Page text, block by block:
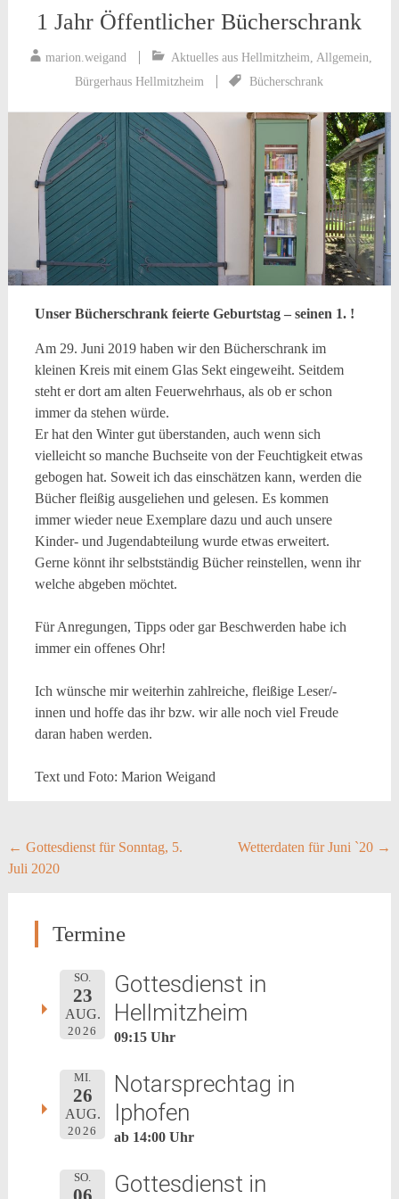
1 Jahr Öffentlicher Bücherschrank
marion.weigand Aktuelles aus Hellmitzheim,Allgemein,
Bürgerhaus Hellmitzheim
Bücherschrank
Unser Bücherschrank feierte Geburtstag – seinen 1. !
Am 29. Juni 2019 haben wir den Bücherschrank im
kleinen Kreis mit einem Glas Sekt eingeweiht. Seitdem
steht er dort am alten Feuerwehrhaus, als ob er schon
immer da stehen würde.
Er hat den Winter gut überstanden, auch wenn sich
vielleicht so manche Buchseite von der Feuchtigkeit etwas
gebogen hat. Soweit ich das einschätzen kann, werden die
Bücher fleißig ausgeliehen und gelesen. Es kommen
immer wieder neue Exemplare dazu und auch unsere
Kinder- und Jugendabteilung wurde etwas erweitert.
Gerne könnt ihr selbstständig Bücher reinstellen, wenn ihr
welche abgeben möchtet.
Für Anregungen, Tipps oder gar Beschwerden habe ich
immer ein offenes Ohr!
Ich wünsche mir weiterhin zahlreiche, fleißige Leser/-
innen und hoffe das ihr bzw. wir alle noch viel Freude
daran haben werden.
Text und Foto: Marion Weigand
Post
navigation
← Gottesdienst für Sonntag, 5.
Juli 2020
Wetterdaten für Juni `20 →
Termine
SO.
23
AUG.
2026
Gottesdienst in
Hellmitzheim
09:15 Uhr
MI.
26
AUG.
2026
Notarsprechtag in
Iphofen
ab 14:00 Uhr
SO. Gottesdienst in